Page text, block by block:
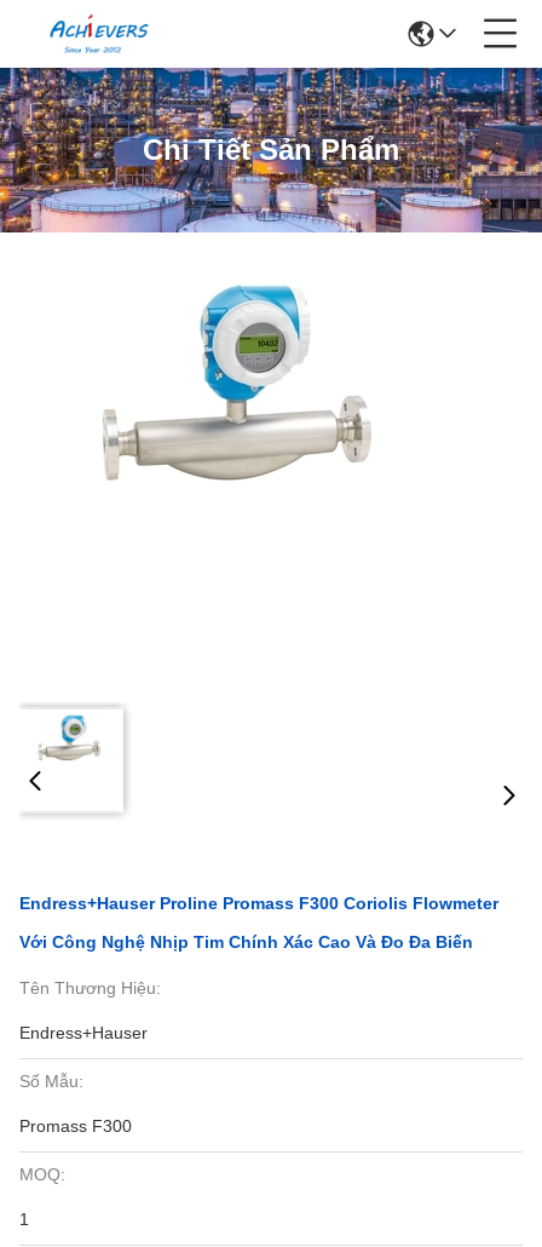
Chi Tiết Sản Phẩm
Endress+Hauser Proline Promass F300 Coriolis Flowmeter
Với Công Nghệ Nhịp Tim Chính Xác Cao Và Đo Đa Biến
Tên Thương Hiệu:
Endress+Hauser
Số Mẫu:
Promass F300
MOQ:
1